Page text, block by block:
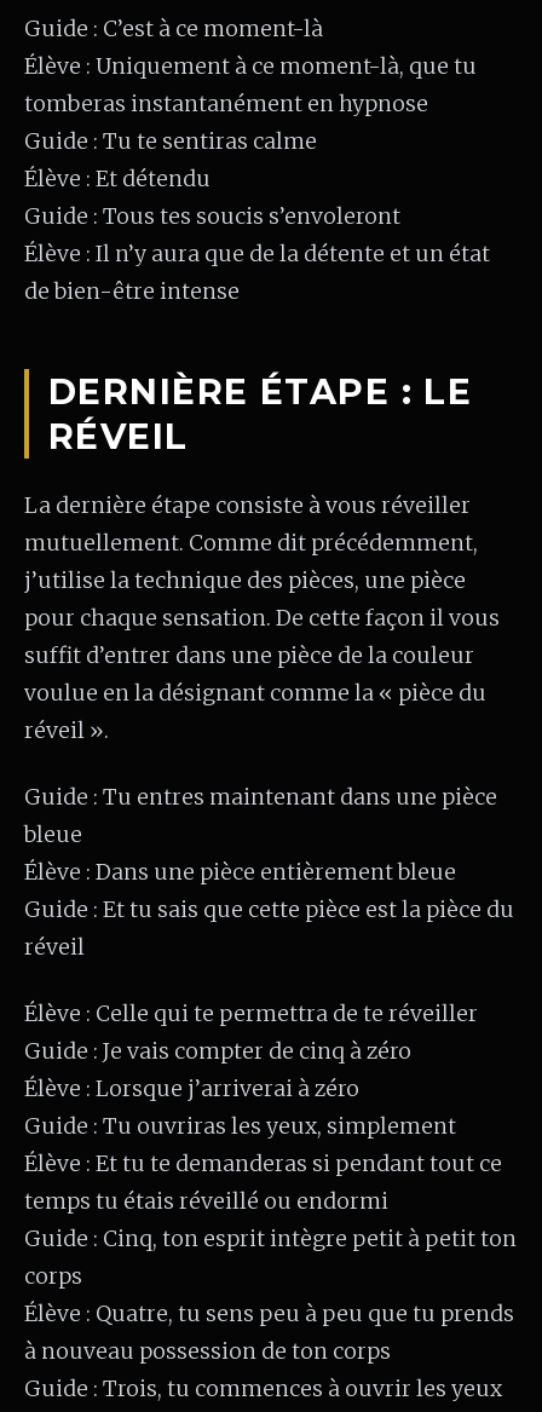
Guide : C’est à ce moment-là
Élève : Uniquement à ce moment-là, que tu
tomberas instantanément en hypnose
Guide : Tu te sentiras calme
Élève : Et détendu
Guide : Tous tes soucis s’envoleront
Élève : Il n’y aura que de la détente et un état
de bien-être intense
DERNIÈRE ÉTAPE : LE
RÉVEIL
La dernière étape consiste à vous réveiller
mutuellement. Comme dit précédemment,
j’utilise la technique des pièces, une pièce
pour chaque sensation. De cette façon il vous
suffit d’entrer dans une pièce de la couleur
voulue en la désignant comme la « pièce du
réveil ».
Guide : Tu entres maintenant dans une pièce
bleue
Élève : Dans une pièce entièrement bleue
Guide : Et tu sais que cette pièce est la pièce du
réveil
Élève : Celle qui te permettra de te réveiller
Guide : Je vais compter de cinq à zéro
Élève : Lorsque j’arriverai à zéro
Guide : Tu ouvriras les yeux, simplement
Élève : Et tu te demanderas si pendant tout ce
temps tu étais réveillé ou endormi
Guide : Cinq, ton esprit intègre petit à petit ton
corps
Élève : Quatre, tu sens peu à peu que tu prends
à nouveau possession de ton corps
Guide : Trois, tu commences à ouvrir les yeux